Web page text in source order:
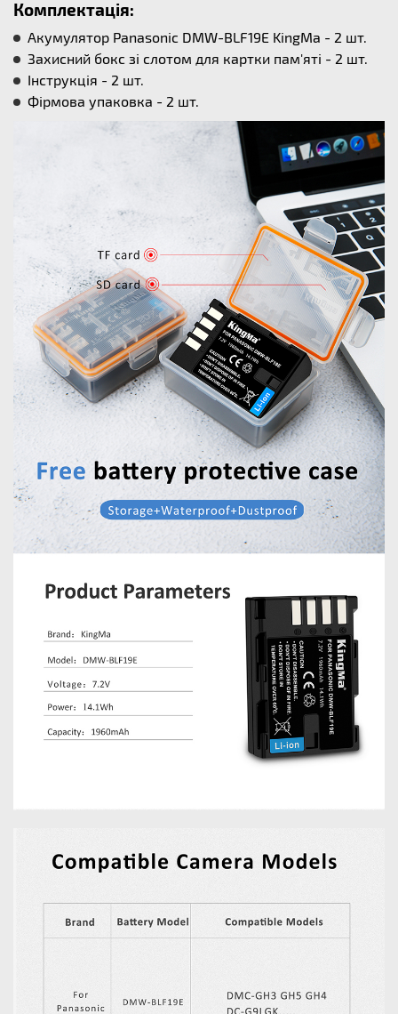
Комплектація:
Акумулятор Panasonic DMW-BLF19E KingMa - 2 шт.
Захисний бокс зі слотом для картки пам'яті - 2 шт.
Інструкція - 2 шт.
Фірмова упаковка - 2 шт.